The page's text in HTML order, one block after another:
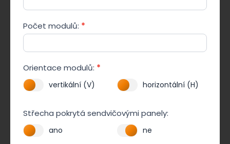
Počet modulů: *
Orientace modulů: *
vertikální (V) horizontální (H)
Střecha pokrytá sendvičovými panely:
ano ne